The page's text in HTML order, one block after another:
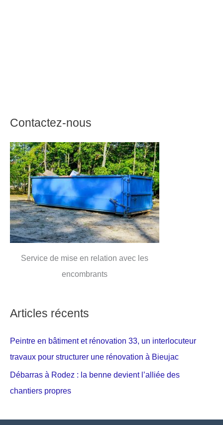
Contactez-nous
Service de mise en relation avec les
encombrants
Articles récents
Peintre en bâtiment et rénovation 33, un interlocuteur
travaux pour structurer une rénovation à Bieujac
Débarras à Rodez : la benne devient l’alliée des
chantiers propres